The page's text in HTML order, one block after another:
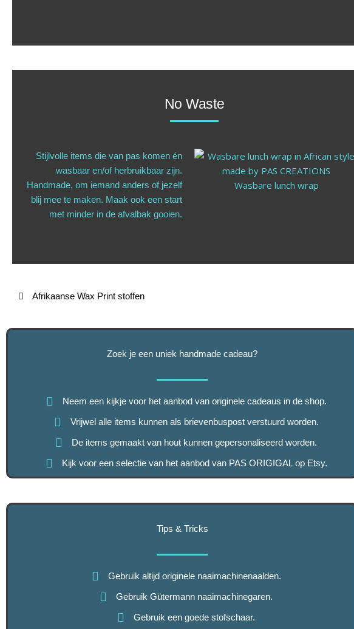
No Waste
Stijlvolle items die van pas komen én
wasbaar en/of herbruikbaar zijn.
Handmade, om iemand anders of jezelf
blij mee te maken. Maak ook een start
met minder in de afvalbak gooien.
Wasbare lunch wrap
Afrikaanse Wax Print stoffen
Zoek je een uniek handmade cadeau?
Neem een kijkje voor het aanbod van originele cadeaus in de shop.
Vrijwel alle items kunnen als brievenbuspost verstuurd worden.
De items gemaakt van hout kunnen gepersonaliseerd worden.
Kijk voor een selectie van het aanbod van PAS ORIGIGAL op Etsy.
Tips & Tricks
Gebruik altijd originele naaimachinenaalden.
Gebruik Gütermann naaimachinegaren.
Gebruik een goede stofschaar.